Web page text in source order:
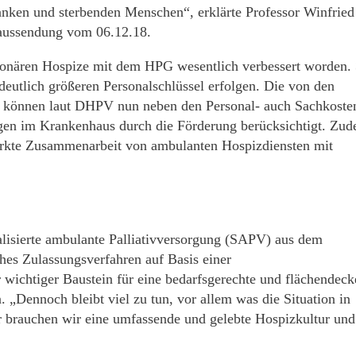
und sterbenden Menschen“, erklärte Professor Winfried
vom 06.12.18.
Hospize mit dem HPG wesentlich verbessert worden.
größeren Personalschlüssel erfolgen. Die von den
laut DHPV nun neben den Personal- auch
im Krankenhaus durch die Förderung berücksichtigt.
Zusammenarbeit von ambulanten Hospizdiensten mit
ambulante Palliativversorgung (SAPV) aus dem
Zulassungsverfahren auf Basis einer
Baustein für eine bedarfsgerechte und
„Dennoch bleibt viel zu tun, vor allem was die Situation in
wir eine umfassende und gelebte Hospizkultur und